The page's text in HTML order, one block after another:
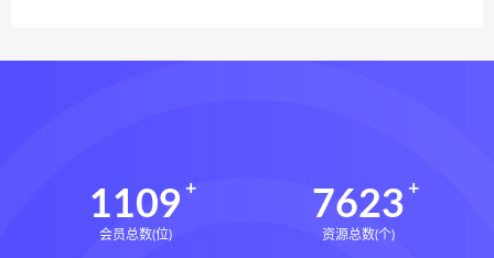
1109
会员总数(位)
7623
资源总数(个)